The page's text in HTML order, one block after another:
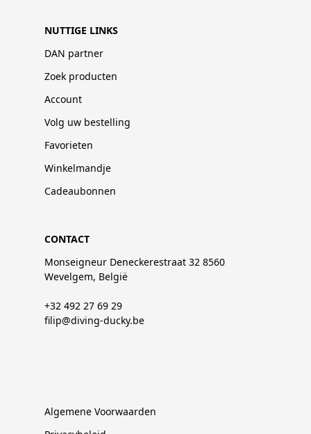
NUTTIGE LINKS
DAN partner
Zoek producten
Account
Volg uw bestelling
Favorieten
Winkelmandje
Cadeaubonnen
CONTACT
Monseigneur Deneckerestraat 32 8560
Wevelgem, België
+32 492 27 69 29
filip@diving-ducky.be
Algemene Voorwaarden